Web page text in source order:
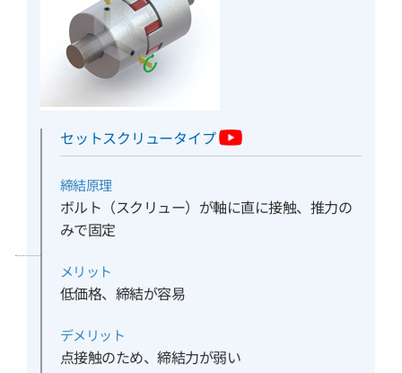
セットスクリュータイプ
締結原理
ボルト（スクリュー）が軸に直に接触、推力の
みで固定
メリット
低価格、締結が容易
デメリット
点接触のため、締結力が弱い